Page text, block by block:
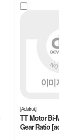
[Adafruit]
TT Motor Bi-
Gear Ratio